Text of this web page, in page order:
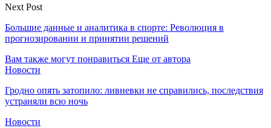
Next Post
Большие данные и аналитика в спорте: Революция в
прогнозировании и принятии решений
Вам также могут понравиться Еще от автора
Новости
Гродно опять затопило: ливневки не справились, последствия
устраняли всю ночь
Новости